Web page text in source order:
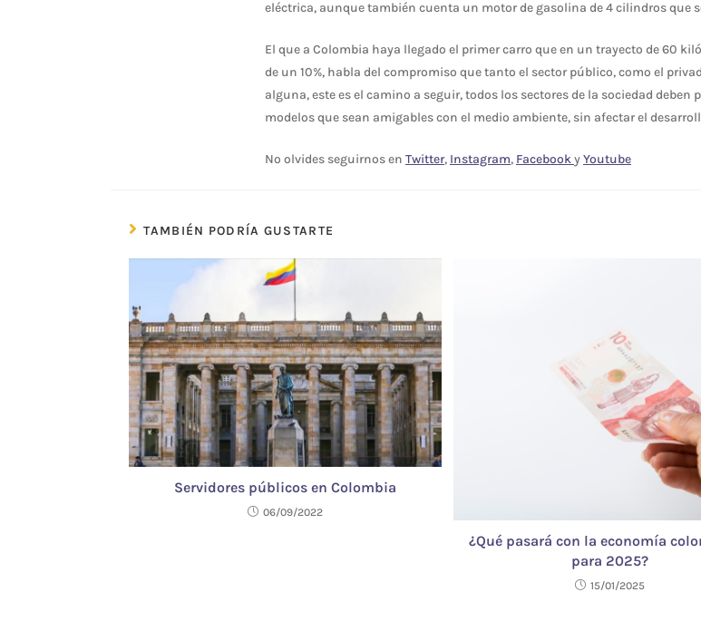
eléctrica, aunque también cuenta un motor de gasolina de 4 cilindros que
El que a Colombia haya llegado el primer carro que en un trayecto de 60
de un 10%, habla del compromiso que tanto el sector público, como el
alguna, este es el camino a seguir, todos los sectores de la sociedad
modelos que sean amigables con el medio ambiente, sin afectar el
No olvides seguirnos en Twitter, Instagram, FacebookyYoutube
TAMBIÉN PODRÍA GUSTARTE
Servidores públicos en Colombia
06/09/2022
¿Qué pasará con la economía
para 2025?
15/01/2025